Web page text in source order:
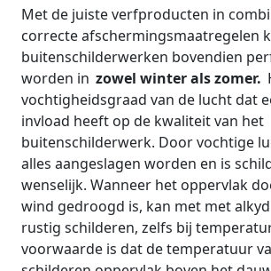
Met de juiste verfproducten in
correcte afschermingsmaatregelen
buitenschilderwerken bovendien
worden in zowel winter als zomer.
vochtigheidsgraad van de lucht dat
invload heeft op de kwaliteit van het
buitenschilderwerk. Door vochtige
alles aangeslagen worden en is
wenselijk. Wanneer het oppervlak
wind gedroogd is, kan met met
rustig schilderen, zelfs bij
voorwaarde is dat de temperatuur